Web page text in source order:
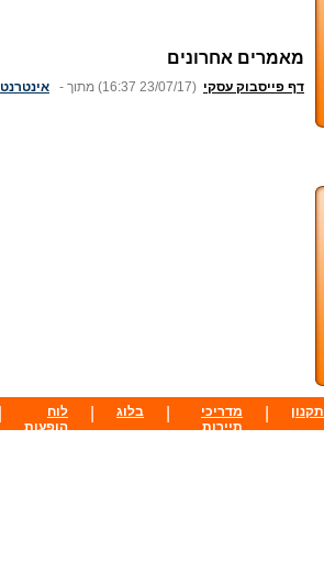
מאמרים אחרונים
דף פייסבוק עסקי (16:37 23/07/17) מתוך - אינטרנט
תקנון
מדריכי
תיירות
בלוג
לוח
הופעות